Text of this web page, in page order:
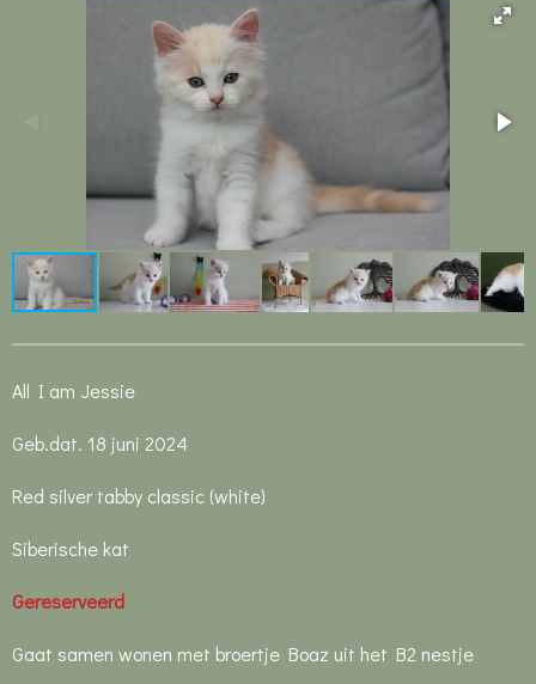
All I am Jessie
Geb.dat. 18 juni 2024
Red silver tabby classic (white)
Siberische kat
Gereserveerd
Gaat samen wonen met broertje Boaz uit het B2 nestje